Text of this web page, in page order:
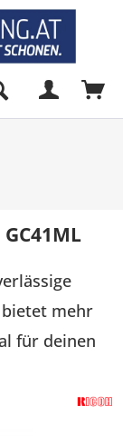
mehr
für deinen